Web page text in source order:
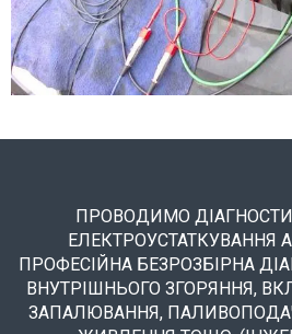
ПРОВОДИМО
ЕЛЕКТРОУСТАТКУВАННЯ
ПРОФЕСІЙНА БЕЗРОЗБІРНА
ВНУТРІШНЬОГО ЗГОРЯННЯ,
ЗАПАЛЮВАННЯ,